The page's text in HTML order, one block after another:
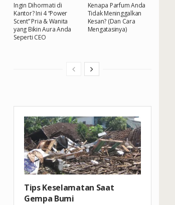
Ingin Dihormati di
Kantor? Ini 4 “Power
Scent” Pria & Wanita
yang Bikin Aura Anda
Seperti CEO
Kenapa Parfum Anda
Tidak Meninggalkan
Kesan? (Dan Cara
Mengatasinya)
Tips Keselamatan Saat
Gempa Bumi